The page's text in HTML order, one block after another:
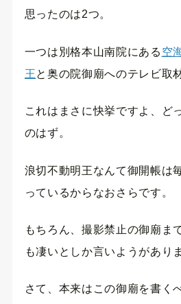
思ったのは2つ。
一つは別格本山南院にある 空
王と奥の院御廟へのテレビ取材
これはまさに快挙ですよ、ど
のはず。
浪切不動明王なんて御開帳は
っているからなおさらです。
もちろん、撮影禁止の御廟ま
も凄いとしか言いようがあり
さて、本来はこの御廟を書く